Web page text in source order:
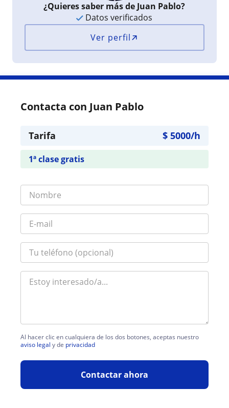
¿Quieres saber más de Juan Pablo?
Datos verificados
Ver perfil
Contacta con Juan Pablo
Tarifa $ 5000/h
1ª clase gratis
Al hacer clic en cualquiera de los dos botones, aceptas nuestro
aviso legal y de privacidad
Contactar ahora